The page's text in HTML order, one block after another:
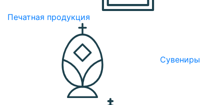
Печатная продукция
Сувениры